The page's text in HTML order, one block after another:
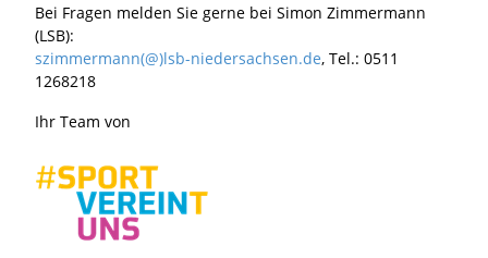
Bei Fragen melden Sie gerne bei Simon Zimmermann
(LSB):
szimmermann(@)lsb-niedersachsen.de, Tel.: 0511
1268218
Ihr Team von